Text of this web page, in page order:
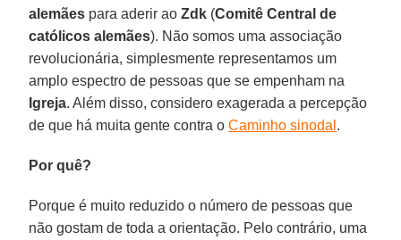
alemães para aderir aoZdk (Comitê Central de
católicos alemães). Não somos uma associação
revolucionária, simplesmente representamos um
amplo espectro de pessoas que se empenham na
Igreja. Além disso, considero exagerada a percepção
de que há muita gente contra oCaminho sinodal .
Por quê?
Porque é muito reduzido o número de pessoas que
não gostam de toda a orientação. Pelo contrário, uma